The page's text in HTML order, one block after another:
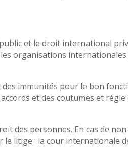
et le droit international
organisations internationales
immunités pour le bon
et des coutumes et
des personnes. En cas de
litige : la cour internationale